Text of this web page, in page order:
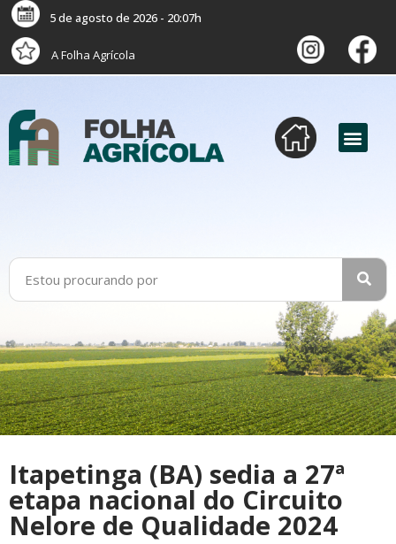
5 de agosto de 2026 - 20:07h
A Folha Agrícola
Itapetinga (BA) sedia a 27ª
etapa nacional do Circuito
Nelore de Qualidade 2024